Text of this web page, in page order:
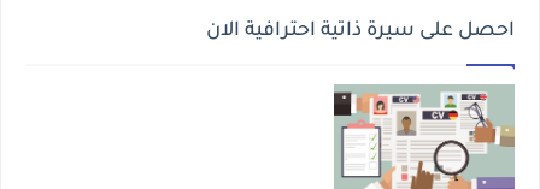
احصل على سيرة ذاتية احترافية الان